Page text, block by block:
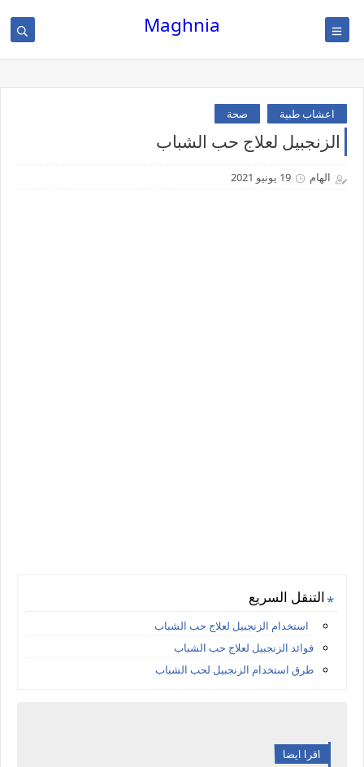
Maghnia
اعشاب طبية صحة
الزنجبيل لعلاج حب الشباب
الهام 19 يونيو 2021
التنقل السريع
استخدام الزنجبيل لعلاج حب الشباب
فوائد الزنجبيل لعلاج حب الشباب
طرق استخدام الزنجبيل لحب الشباب
اقرا ايضا